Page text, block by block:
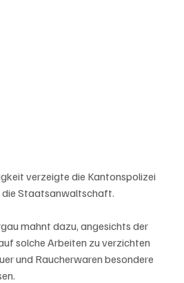
verzeigte die Kantonspolizei
die Staatsanwaltschaft.
mahnt dazu, angesichts der
solche Arbeiten zu verzichten
und Raucherwaren besondere